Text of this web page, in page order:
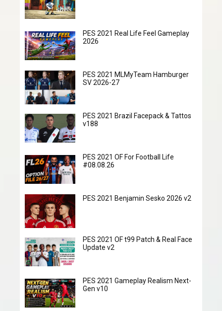
PES 2021 Real Life Feel Gameplay
2026
PES 2021 MLMyTeam Hamburger
SV 2026-27
PES 2021 Brazil Facepack & Tattos
v188
PES 2021 OF For Football Life
#08.08.26
PES 2021 Benjamin Sesko 2026 v2
PES 2021 OF t99 Patch & Real Face
Update v2
PES 2021 Gameplay Realism Next-
Gen v10